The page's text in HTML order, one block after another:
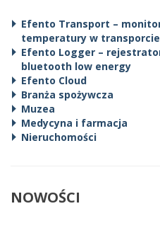
Efento Transport –
temperatury w transporcie
Efento Logger –
bluetooth low energy
Efento Cloud
Branża spożywcza
Muzea
Medycyna i farmacja
Nieruchomości
NOWOŚCI